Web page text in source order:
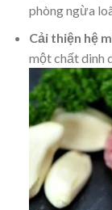
phòng ngừa
Cải thiện hệ
một chất dinh